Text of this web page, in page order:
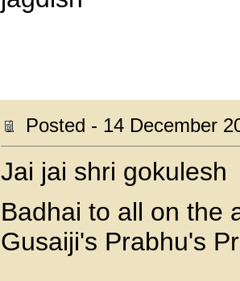
Posted - 14 December
Jai jai shri gokulesh
Badhai to all on the
Gusaiji's Prabhu's